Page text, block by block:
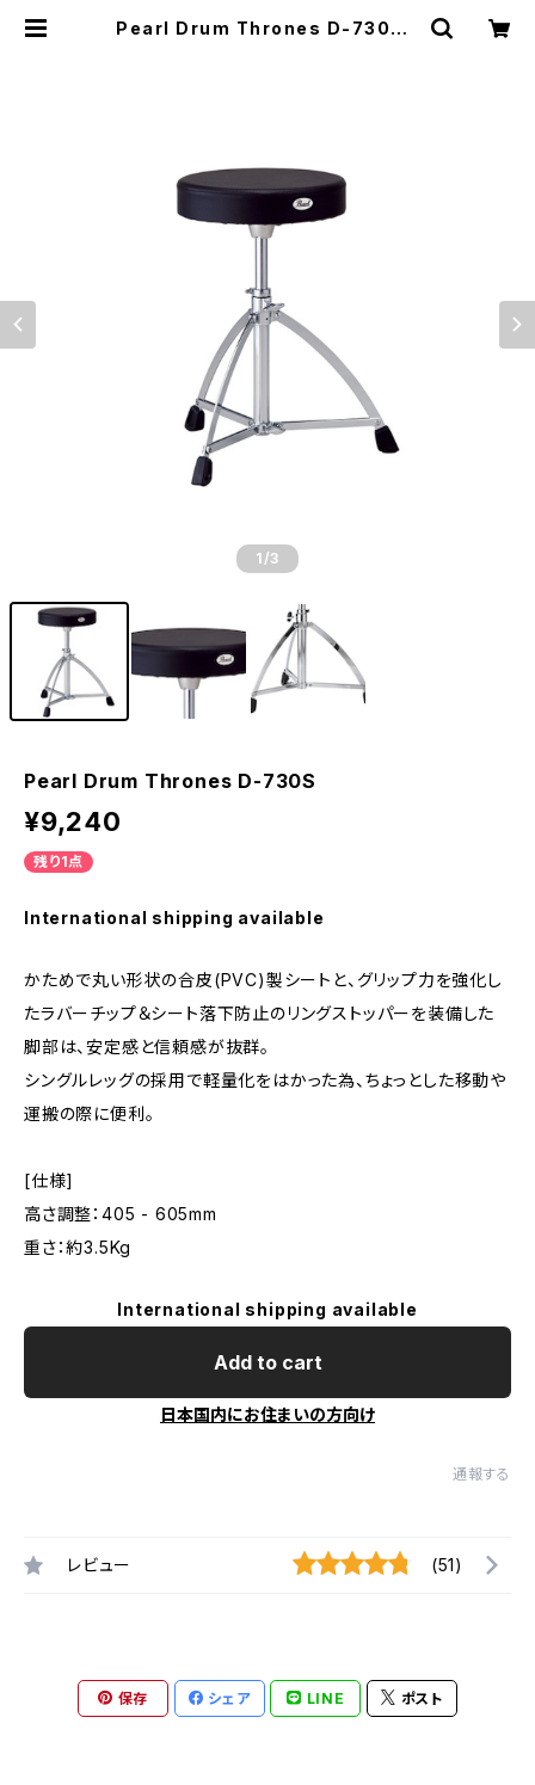
Pearl Drum Thrones D-730S |
1 /3
Pearl Drum Thrones D-730S
¥9,240
残り1点
International shipping available
かためで丸い形状の合皮(PVC)製シートと、グリップ力を強化し
たラバーチップ＆シート落下防止のリングストッパーを装備した
脚部は、安定感と信頼感が抜群。
シングルレッグの採用で軽量化をはかった為、ちょっとした移動や
運搬の際に便利。
[仕様]
高さ調整：405 - 605mm
重さ：約3.5Kg
International shipping available
Add to cart
日本国内にお住まいの方向け
通報する
レビュー (51)
保存 シェア LINE ポスト